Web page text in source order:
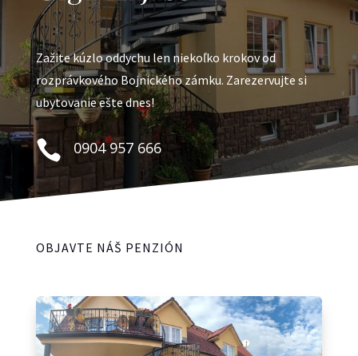
Zažite kúzlo oddychu len niekoľko krokov od
rozprávkového Bojnického zámku. Zarezervujte si
ubytovanie ešte dnes!
 0904 957 666
OBJAVTE NÁŠ PENZIÓN